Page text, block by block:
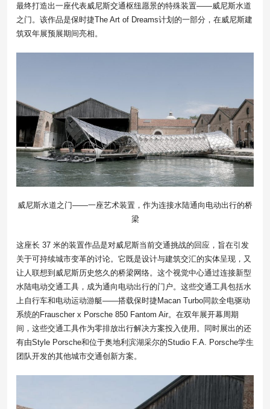
最终打造出一座代表威尼斯交通枢纽愿景的特殊装置——威尼斯水道
之门。该作品是保时捷The Art of Dreams计划的一部分，在威尼斯建
筑双年展预展期间亮相。
威尼斯水道之门——一座艺术装置，作为连接水陆通向电动出行的桥
梁
这座长 37 米的装置作品是对威尼斯当前交通挑战的回应，旨在引发
关于可持续城市变革的讨论。它既是设计与建筑交汇的实体呈现，又
让人联想到威尼斯历史悠久的桥梁网络。这个视觉中心通过连接新型
水陆电动交通工具，成为通向电动出行的门户。这些交通工具包括水
上自行车和电动运动游艇——搭载保时捷Macan Turbo同款全电驱动
系统的Frauscher x Porsche 850 Fantom Air。在双年展开幕周期
间，这些交通工具作为零排放出行解决方案投入使用。同时展出的还
有由Style Porsche和位于奥地利滨湖采尔的Studio F.A. Porsche学生
团队开发的其他城市交通创新方案。